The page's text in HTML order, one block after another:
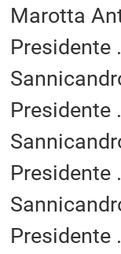
Marotta
Presidente
Presidente
Presidente
Presidente